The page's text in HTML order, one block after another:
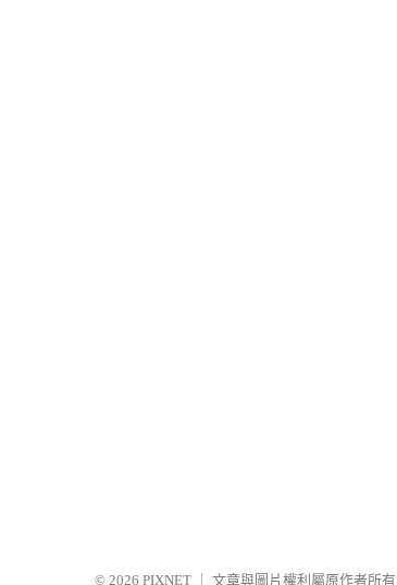
© 2026 PIXNET 文章與圖片權利屬原作者所有